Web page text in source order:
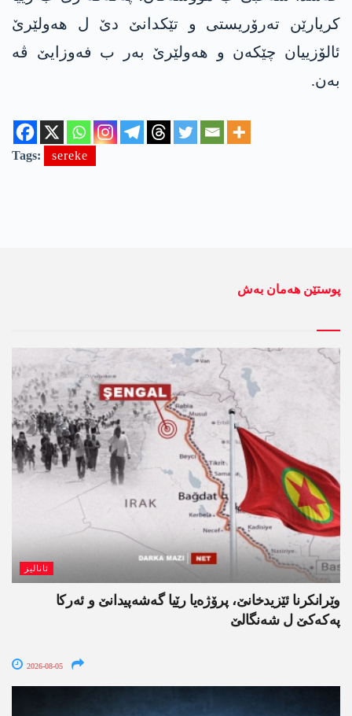
كریارێن ته‌رۆریستی و تێكدانێ دێ ل هەولێرێ
ئالۆزییان چێكه‌ن و هەولێرێ بەر ب فه‌وزایێ ڤە
به‌ن.
Tags: sereke
پوستێن ھەمان بەش
ئانالیز
وێرانکرنا ئێزیدخانێ، پرۆژەیا رێیا گەشەپیدانێ و ئەرکا
پەکەکێ ل شەنگالێ
2026-08-05